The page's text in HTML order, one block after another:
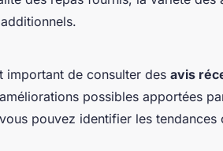
important de consulter des avis
possibles apportées
pouvez identifier les tendances